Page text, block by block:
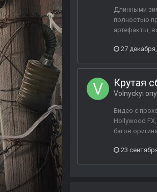
Длинными
полностью
артефакты,
27
Крутая
Volnyckyi
Видео с
Hollywood
багов
23